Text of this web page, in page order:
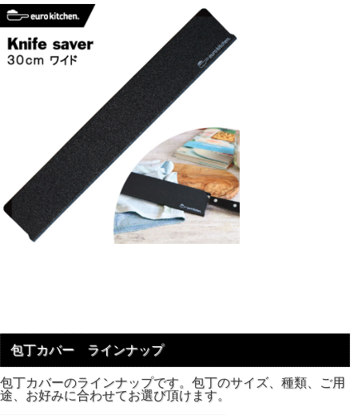
包丁カバー ラインナップ
包丁カバーのラインナップです。包丁のサイズ、種類、ご用
途、お好みに合わせてお選び頂けます。